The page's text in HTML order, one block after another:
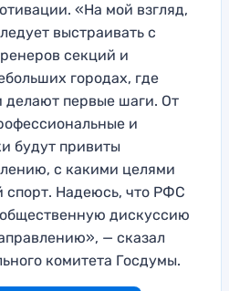
«На мой взгляд,
выстраивать с
секций и
городах, где
делают первые шаги. От
и
будут привиты
с какими целями
спорт. Надеюсь, что РФС
дискуссию
— сказал
комитета Госдумы.